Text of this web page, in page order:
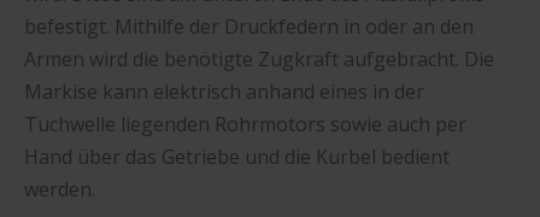
befestigt. Mithilfe der Druckfedern in oder an den
Armen wird die benötigte Zugkraft aufgebracht. Die
Markise kann elektrisch anhand eines in der
Tuchwelle liegenden Rohrmotors sowie auch per
Hand über das Getriebe und die Kurbel bedient
werden.